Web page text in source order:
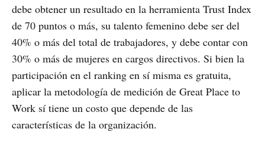
debe obtener un resultado en la herramienta Trust Index
de 70 puntos o más, su talento femenino debe ser del
40% o más del total de trabajadores, y debe contar con
30% o más de mujeres en cargos directivos. Si bien la
participación en el ranking en sí misma es gratuita,
aplicar la metodología de medición de Great Place to
Work sí tiene un costo que depende de las
características de la organización.